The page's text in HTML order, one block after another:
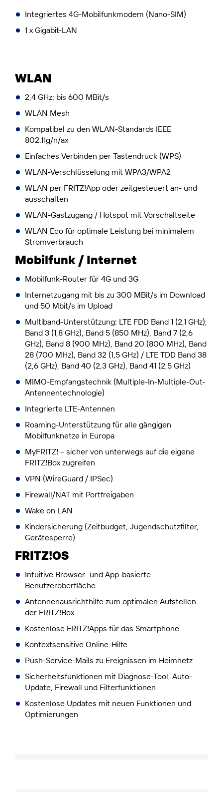
Integriertes 4G-Mobilfunkmodem (Nano-SIM)
1 x Gigabit-LAN
WLAN
2,4 GHz: bis 600 MBit/s
WLAN Mesh
Kompatibel zu den WLAN-Standards IEEE
802.11g/n/ax
Einfaches Verbinden per Tastendruck (WPS)
WLAN-Verschlüsselung mit WPA3/WPA2
WLAN per FRITZ!App oder zeitgesteuert an- und
ausschalten
WLAN-Gastzugang / Hotspot mit Vorschaltseite
WLAN Eco für optimale Leistung bei minimalem
Stromverbrauch
Mobilfunk / Internet
Mobilfunk-Router für 4G und 3G
Internetzugang mit bis zu 300 MBit/s im Download
und 50 Mbit/s im Upload
Multiband-Unterstützung: LTE FDD Band 1 (2,1 GHz),
Band 3 (1,8 GHz), Band 5 (850 MHz), Band 7 (2,6
GHz), Band 8 (900 MHz), Band 20 (800 MHz), Band
28 (700 MHz), Band 32 (1,5 GHz) / LTE TDD Band 38
(2,6 GHz), Band 40 (2,3 GHz), Band 41 (2,5 GHz)
MIMO-Empfangstechnik (Multiple-In-Multiple-Out-
Antennentechnologie)
Integrierte LTE-Antennen
Roaming-Unterstützung für alle gängigen
Mobilfunknetze in Europa
MyFRITZ! – sicher von unterwegs auf die eigene
FRITZ!Box zugreifen
VPN (WireGuard / IPSec)
Firewall/NAT mit Portfreigaben
Wake on LAN
Kindersicherung (Zeitbudget, Jugendschutzfilter,
Gerätesperre)
FRITZ!OS
Intuitive Browser- und App-basierte
Benutzeroberﬂäche
Antennenausrichthilfe zum optimalen Aufstellen
der FRITZ!Box
Kostenlose FRITZ!Apps für das Smartphone
Kontextsensitive Online-Hilfe
Push-Service-Mails zu Ereignissen im Heimnetz
Sicherheitsfunktionen mit Diagnose-Tool, Auto-
Update, Firewall und Filterfunktionen
Kostenlose Updates mit neuen Funktionen und
Optimierungen